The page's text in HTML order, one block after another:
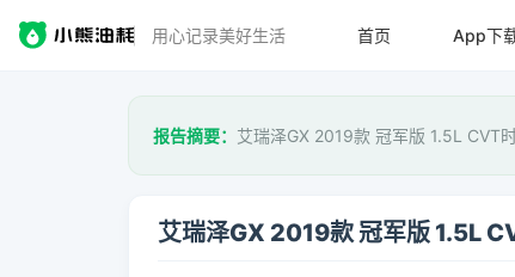
用心记录美好生活 首页 App下
报告摘要： 艾瑞泽GX 2019款 冠军版 1.5L CVT
艾瑞泽GX 2019款 冠军版 1.5L